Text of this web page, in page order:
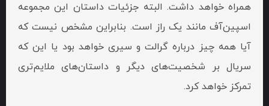
همراه خواهد داشت. البته جزئیات داستان این مجموعه
اسپین‌آف مانند یک راز است. بنابراین مشخص نیست که
آیا همه چیز درباره گرالت و سیری خواهد بود یا این که
سریال بر شخصیت‌های دیگر و داستان‌های ملایم‌تری
تمرکز خواهد کرد.